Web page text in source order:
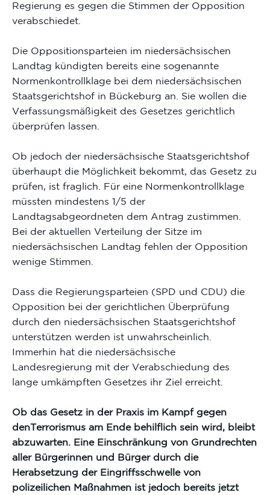
Regierung es gegen die Stimmen der Opposition
verabschiedet.
Die Oppositionsparteien im niedersächsischen
Landtag kündigten bereits eine sogenannte
Normenkontrollklage bei dem niedersächsischen
Staatsgerichtshof in Bückeburg an. Sie wollen die
Verfassungsmäßigkeit des Gesetzes gerichtlich
überprüfen lassen.
Ob jedoch der niedersächsische Staatsgerichtshof
überhaupt die Möglichkeit bekommt, das Gesetz zu
prüfen, ist fraglich. Für eine Normenkontrollklage
müssten mindestens 1/5 der
Landtagsabgeordneten dem Antrag zustimmen.
Bei der aktuellen Verteilung der Sitze im
niedersächsischen Landtag fehlen der Opposition
wenige Stimmen.
Dass die Regierungsparteien (SPD und CDU) die
Opposition bei der gerichtlichen Überprüfung
durch den niedersächsischen Staatsgerichtshof
unterstützen werden ist unwahrscheinlich.
Immerhin hat die niedersächsische
Landesregierung mit der Verabschiedung des
lange umkämpften Gesetzes ihr Ziel erreicht.
Ob das Gesetz in der Praxis im Kampf gegen
denTerrorismus am Ende behilflich sein wird, bleibt
abzuwarten. Eine Einschränkung von Grundrechten
aller Bürgerinnen und Bürger durch die
Herabsetzung der Eingriffsschwelle von
polizeilichen Maßnahmen ist jedoch bereits jetzt